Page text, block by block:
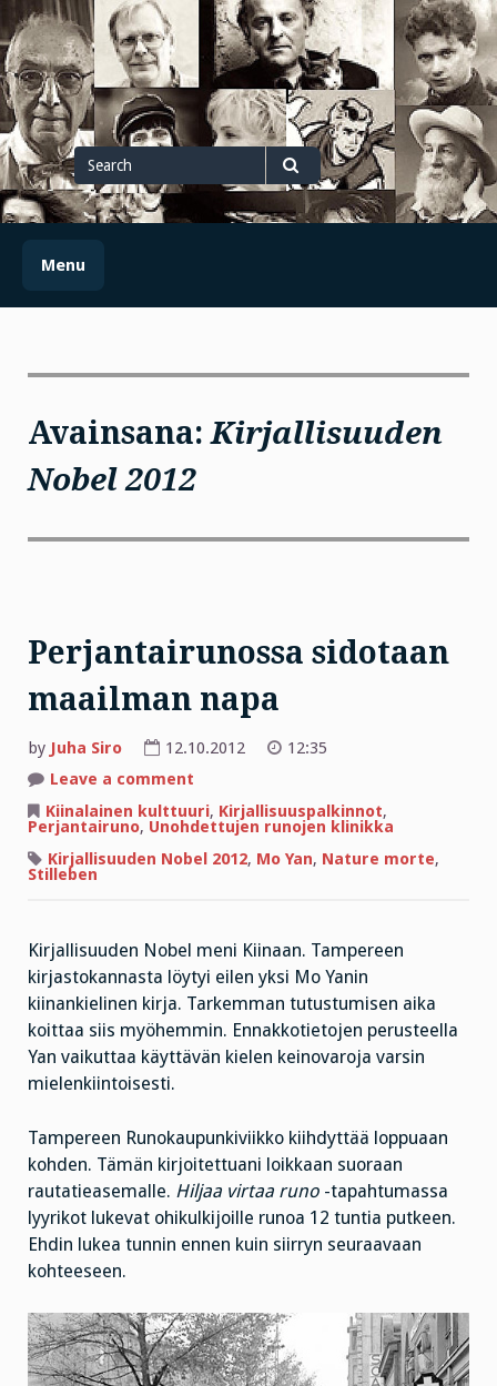
Skip
to
content
Search
for
Search
Menu
Avainsana:Kirjallisuuden
Nobel 2012
Perjantairunossa sidotaan
maailman napa
by Juha Siro 12.10.2012
12:35
Leave a comment
sidotaan
maailman
Kiinalainen kulttuuri, Kirjallisuuspalkinnot,
Perjantairuno, Unohdettujen runojen klinikka
Kirjallisuuden Nobel 2012, Mo Yan, Nature morte,
Stilleben
Kirjallisuuden Nobel meni Kiinaan. Tampereen
kirjastokannasta löytyi eilen yksi Mo Yanin
kiinankielinen kirja. Tarkemman tutustumisen aika
koittaa siis myöhemmin. Ennakkotietojen perusteella
Yan vaikuttaa käyttävän kielen keinovaroja varsin
mielenkiintoisesti.
Tampereen Runokaupunkiviikko kiihdyttää loppuaan
kohden. Tämän kirjoitettuani loikkaan suoraan
rautatieasemalle. Hiljaa virtaa runo -tapahtumassa
lyyrikot lukevat ohikulkijoille runoa 12 tuntia putkeen.
Ehdin lukea tunnin ennen kuin siirryn seuraavaan
kohteeseen.